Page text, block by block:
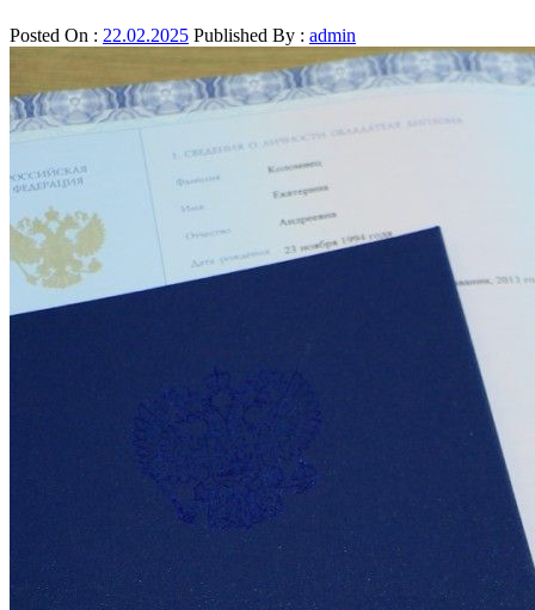
Posted On : 22.02.2025 Published By : admin